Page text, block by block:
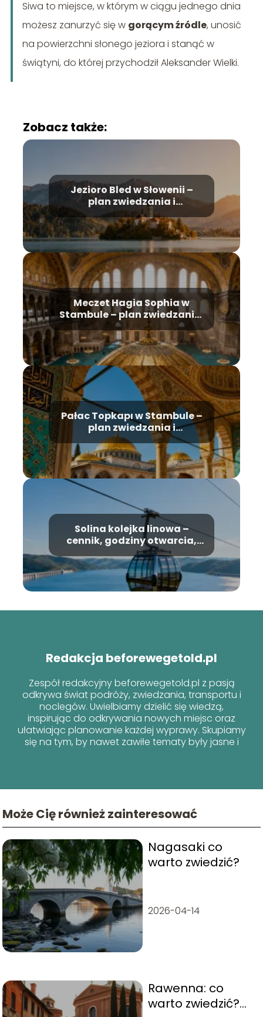
Siwa to miejsce, w którym w ciągu jednego dnia
możesz zanurzyć się w gorącym źródle, unosić
na powierzchni słonego jeziora i stanąć w
świątyni, do której przychodził Aleksander Wielki.
Zobacz także:
Jezioro Bled w Słowenii –
plan zwiedzania i
najważniejsze atrakcje
Meczet Hagia Sophia w
Stambule – plan zwiedzania,
historia, bilety
Pałac Topkapı w Stambule –
plan zwiedzania i
najważniejsze atrakcje
Solina kolejka linowa –
cennik, godziny otwarcia,
informacje
Redakcja beforewegetold.pl
Zespół redakcyjny beforewegetold.pl z pasją
odkrywa świat podróży, zwiedzania, transportu i
noclegów. Uwielbiamy dzielić się wiedzą,
inspirując do odkrywania nowych miejsc oraz
ułatwiając planowanie każdej wyprawy. Skupiamy
się na tym, by nawet zawiłe tematy były jasne i
Może Cię również zainteresować
Nagasaki co
warto zwiedzić?
2026-04-14
Rawenna: co
warto zwiedzić?